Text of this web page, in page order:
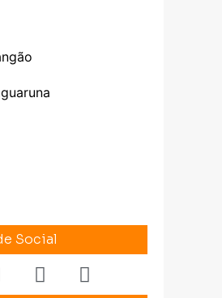
Social